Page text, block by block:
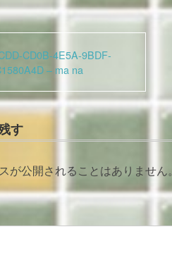
CD0B-4E5A-9BDF-
– ma na
す
が公開されることはありません。